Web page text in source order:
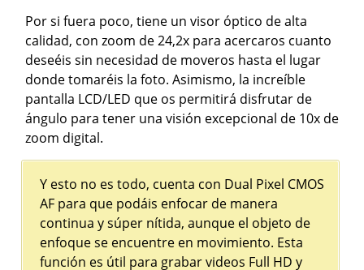
Por si fuera poco, tiene un visor óptico de alta
calidad, con zoom de 24,2x para acercaros cuanto
deseéis sin necesidad de moveros hasta el lugar
donde tomaréis la foto. Asimismo, la increíble
pantalla LCD/LED que os permitirá disfrutar de
ángulo para tener una visión excepcional de 10x de
zoom digital.
Y esto no es todo, cuenta con Dual Pixel CMOS
AF para que podáis enfocar de manera
continua y súper nítida, aunque el objeto de
enfoque se encuentre en movimiento. Esta
función es útil para grabar videos Full HD y